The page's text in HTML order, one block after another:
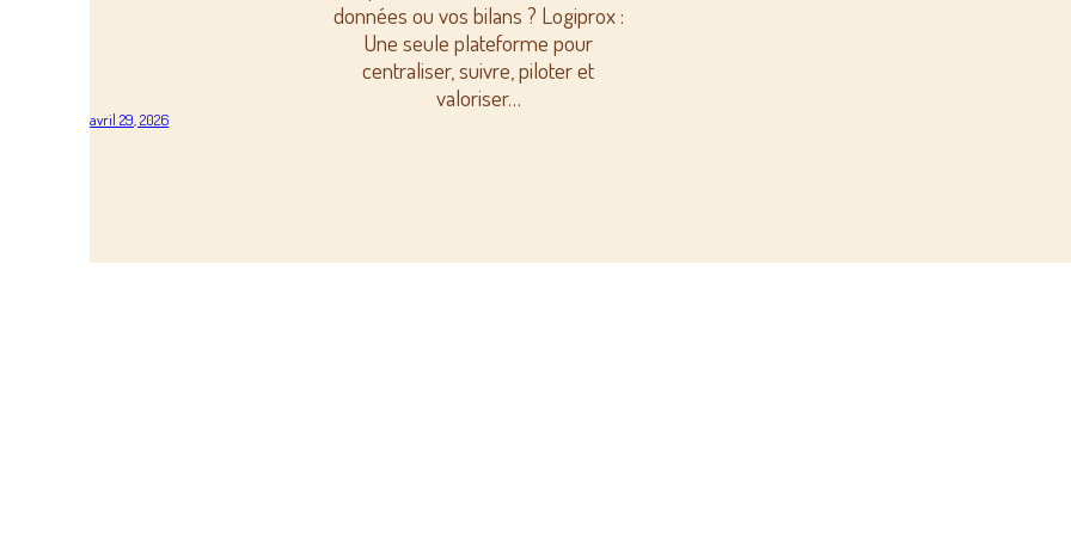
données ou vos bilans ? Logiprox :
Une seule plateforme pour
centraliser, suivre, piloter et
valoriser…
avril 29, 2026